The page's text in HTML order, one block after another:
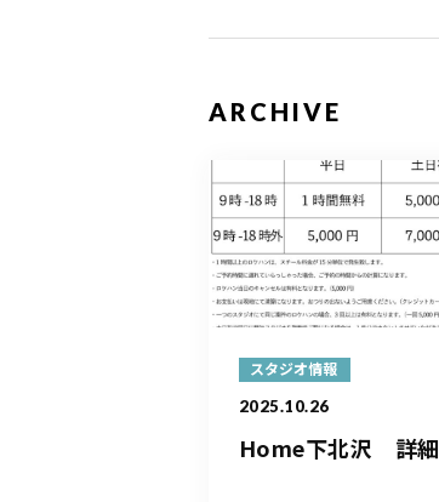
ARCHIVE
スタジオ情報
2025.10.26
Home下北沢 詳細